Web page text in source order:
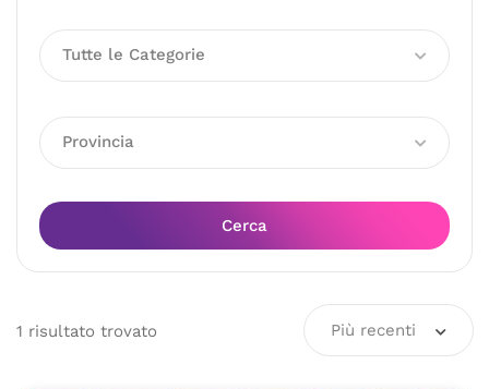
Tutte le Categorie
Provincia
Cerca
1 risultato trovato Più recenti